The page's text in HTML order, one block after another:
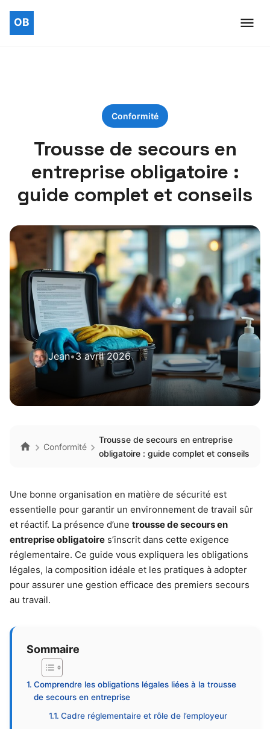
Conformité
Trousse de secours en
entreprise obligatoire :
guide complet et conseils
Jean•3 avril 2026
Conformité
Trousse de secours en entreprise
obligatoire : guide complet et conseils
Une bonne organisation en matière de sécurité est
essentielle pour garantir un environnement de travail sûr
et réactif. La présence d’une trousse de secours en
entreprise obligatoire s’inscrit dans cette exigence
réglementaire. Ce guide vous expliquera les obligations
légales, la composition idéale et les pratiques à adopter
pour assurer une gestion efficace des premiers secours
au travail.
Sommaire
Comprendre les obligations légales liées à la trousse
de secours en entreprise
Cadre réglementaire et rôle de l’employeur